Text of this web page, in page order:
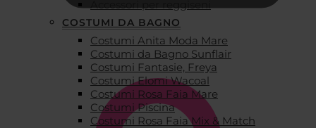
Accessori per reggiseni
COSTUMI DA BAGNO
Costumi Anita Moda Mare
Costumi da Bagno Sunflair
Costumi Fantasie, Freya
Costumi Elomi Wacoal
Costumi Rosa Faia Mare
Costumi Piscina
Costumi Rosa Faia Mix & Match